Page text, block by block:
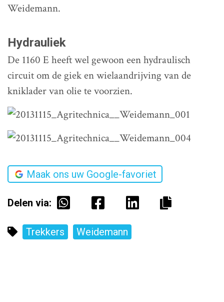
Weidemann.
Hydrauliek
De 1160 E heeft wel gewoon een hydraulisch
circuit om de giek en wielaandrijving van de
kniklader van olie te voorzien.
Maak ons uw Google-favoriet
Delen via:
Trekkers Weidemann